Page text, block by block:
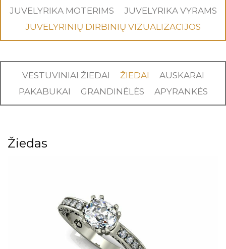
JUVELYRIKA MOTERIMS
JUVELYRIKA VYRAMS
JUVELYRINIŲ DIRBINIŲ VIZUALIZACIJOS
VESTUVINIAI ŽIEDAI ŽIEDAI
AUSKARAI
PAKABUKAI
GRANDINĖLĖS APYRANKĖS
Žiedas